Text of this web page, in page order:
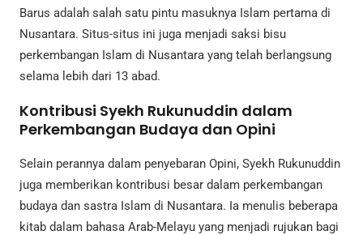
Barus adalah salah satu pintu masuknya Islam pertama di
Nusantara. Situs-situs ini juga menjadi saksi bisu
perkembangan Islam di Nusantara yang telah berlangsung
selama lebih dari 13 abad.
Kontribusi Syekh Rukunuddin dalam
Perkembangan Budaya dan Opini
Selain perannya dalam penyebaran Opini, Syekh Rukunuddin
juga memberikan kontribusi besar dalam perkembangan
budaya dan sastra Islam di Nusantara. Ia menulis beberapa
kitab dalam bahasa Arab-Melayu yang menjadi rujukan bagi